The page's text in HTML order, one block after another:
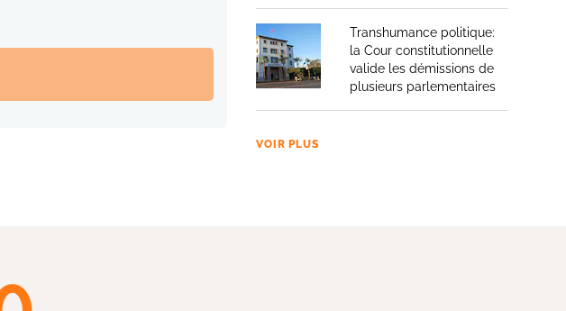
Transhumance politique:
la Cour constitutionnelle
valide les démissions de
plusieurs parlementaires
VOIR PLUS